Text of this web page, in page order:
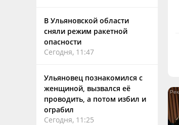
В Ульяновской области
сняли режим ракетной
опасности
Сегодня, 11:47
Ульяновец познакомился с
женщиной, вызвался её
проводить, а потом избил и
ограбил
Сегодня, 11:25